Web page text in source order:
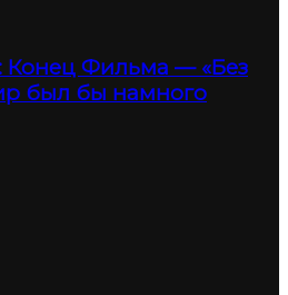
Конец Фильма — «Без
был бы намного